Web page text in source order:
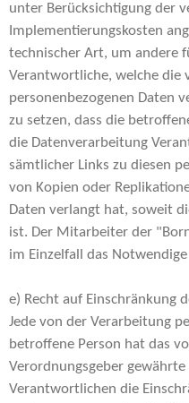
unter Berücksichtigung der
Implementierungskosten
technischer Art, um andere
Verantwortliche, welche die
personenbezogenen Daten
zu setzen, dass die
die Datenverarbeitung
sämtlicher Links zu diesen
von Kopien oder
Daten verlangt hat, soweit
ist. Der Mitarbeiter der
im Einzelfall das
e) Recht auf Einschränkung
Jede von der Verarbeitung
betroffene Person hat das
Verordnungsgeber gewährte
Verantwortlichen die